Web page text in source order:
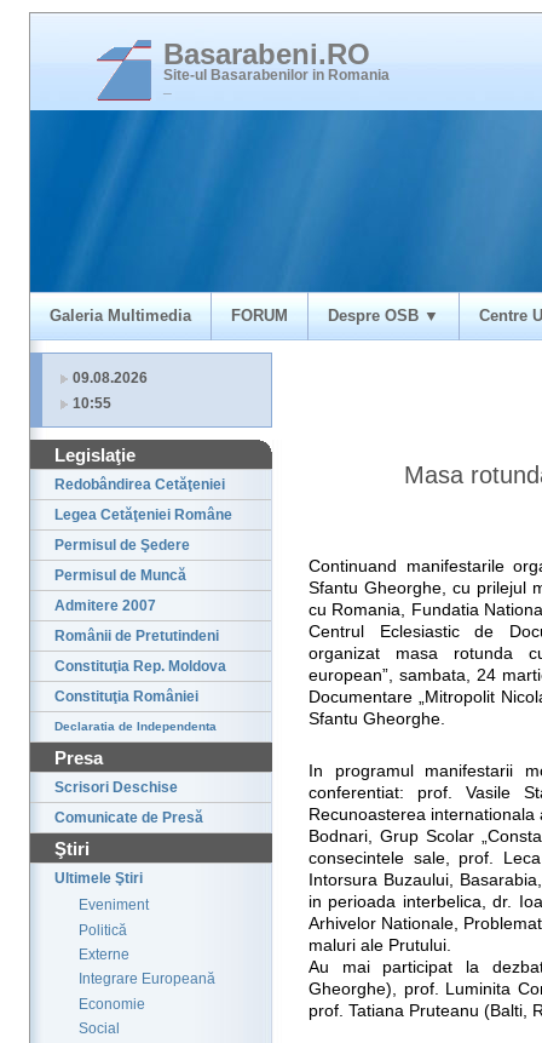
Basarabeni.RO
Site-ul Basarabenilor in Romania
Galeria Multimedia FORUM Despre OSB ▼ Centre
09.08.2026
10:55
Legislaţie
Redobândirea Cetăţeniei
Legea Cetăţeniei Române
Permisul de Şedere
Permisul de Muncă
Admitere 2007
Românii de Pretutindeni
Constituţia Rep. Moldova
Constituţia României
Declaratia de Independenta
Presa
Scrisori Deschise
Comunicate de Presă
Ştiri
Ultimele Ştiri
Eveniment
Politică
Externe
Integrare Europeană
Economie
Social
Masa
Continuand manifestarile
Sfantu Gheorghe, cu prilejul
cu Romania, Fundatia
Centrul Eclesiastic de
organizat masa rotunda
european”, sambata, 24
Documentare „Mitropolit
Sfantu Gheorghe.
In programul manifestarii
conferentiat: prof. Vasile
Recunoasterea
Bodnari, Grup Scolar
consecintele sale, prof.
Intorsura Buzaului,
in perioada interbelica, dr.
Arhivelor Nationale,
maluri ale Prutului.
Au mai participat la
Gheorghe), prof. Luminita
prof. Tatiana Pruteanu (Balti,